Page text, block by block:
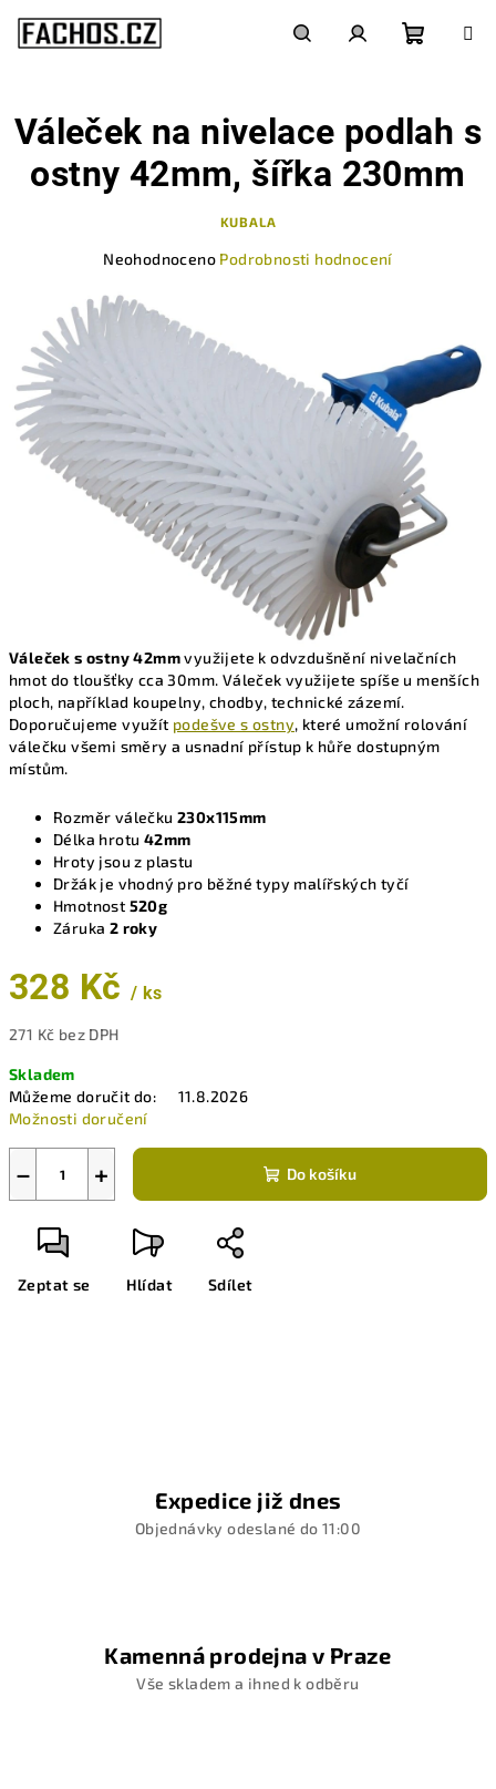
obsah
košík
Váleček s ostny 42mmvyužijete k odvzdušnění nivelačních
hmot do tloušťky cca 30mm. Váleček využijete spíše u menších
ploch, například koupelny, chodby, technické zázemí.
Doporučujeme využít podešve s ostny, které umožní rolování
válečku všemi směry a usnadní přístup k hůře dostupným
místům.
Rozměr válečku 230x115mm
Délka hrotu 42mm
Hroty jsou z plastu
Držák je vhodný pro běžné typy malířských tyčí
Hmotnost 520g
Záruka 2 roky
328 Kč / ks
271 Kč bez DPH
cena:
Skladem
Můžeme doručit do:
11.8.2026
Možnosti doručení
+
− Do košíku
Zeptat se Hlídat Sdílet
Váleček na nivelace podlah s
ostny 42mm, šířka 230mm
KUBALA
0,0
5
hvězdiček.
Neohodnoceno Podrobnosti hodnocení
Expedice již dnes
Objednávky odeslané do 11:00
Kamenná prodejna v Praze
Vše skladem a ihned k odběru